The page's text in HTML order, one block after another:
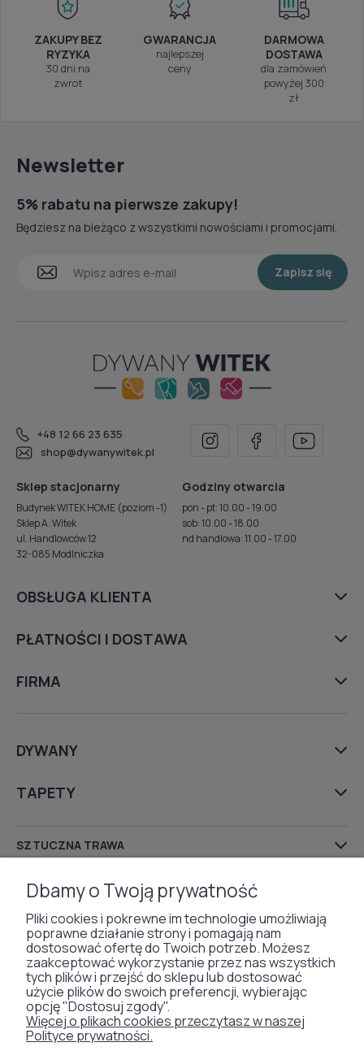
ZAKUPY BEZ
RYZYKA
30 dni na
zwrot
GWARANCJA
najlepszej
ceny
DARMOWA
DOSTAWA
dla zamówień
powyżej 300
zł
Newsletter
5% rabatu na pierwsze zakupy!
Będziesz na bieżąco z wszystkimi nowościami i promocjami.
Zapisz się
+48 12 66 23 635
shop@dywanywitek.pl
Sklep stacjonarny
Budynek WITEK HOME (poziom -1)
Sklep A. Witek
ul. Handlowców 12
32-085 Modlniczka
Godziny otwarcia
pon - pt: 10.00 - 19.00
sob: 10.00 - 18.00
nd handlowa: 11.00 - 17.00
OBSŁUGA KLIENTA
PŁATNOŚCI I DOSTAWA
FIRMA
DYWANY
TAPETY
SZTUCZNA TRAWA
Otrzymaliśmy
odznakę od naszych
klientów:
Metody płatności:
Dbamy o Twoją prywatność
Pliki cookies i pokrewne im technologie umożliwiają
poprawne działanie strony i pomagają nam
dostosować ofertę do Twoich potrzeb. Możesz
zaakceptować wykorzystanie przez nas wszystkich
tych plików i przejść do sklepu lub dostosować
użycie plików do swoich preferencji, wybierając
opcję "Dostosuj zgody".
Więcej o plikach cookies przeczytasz w naszej
Polityce prywatności.